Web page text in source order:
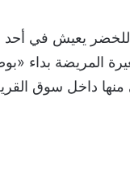
يعيش في أحد
المريضة بداء
منها داخل سوق